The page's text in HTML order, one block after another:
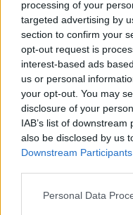
processing of your
targeted advertising by
section to confirm your
opt-out request is
interest-based ads
us or personal
your opt-out. You may
disclosure of your
IAB’s list of
also be disclosed by us
Downstream Participants
Personal Data
Trečiadienio
šokių poros, tarp
Ambrulevičius ir
programa,
vyks
dailusis čiuožimas
2026 metų žiemos